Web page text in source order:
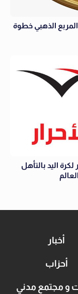
الذهبي خطوة
اليد بالتأهل
أخبار
أحزاب
و مجتمع مدني